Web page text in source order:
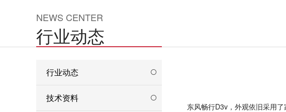
NEWS CENTER
行业动态
行业动态
技术资料
东风畅行D3v，外观依旧采用